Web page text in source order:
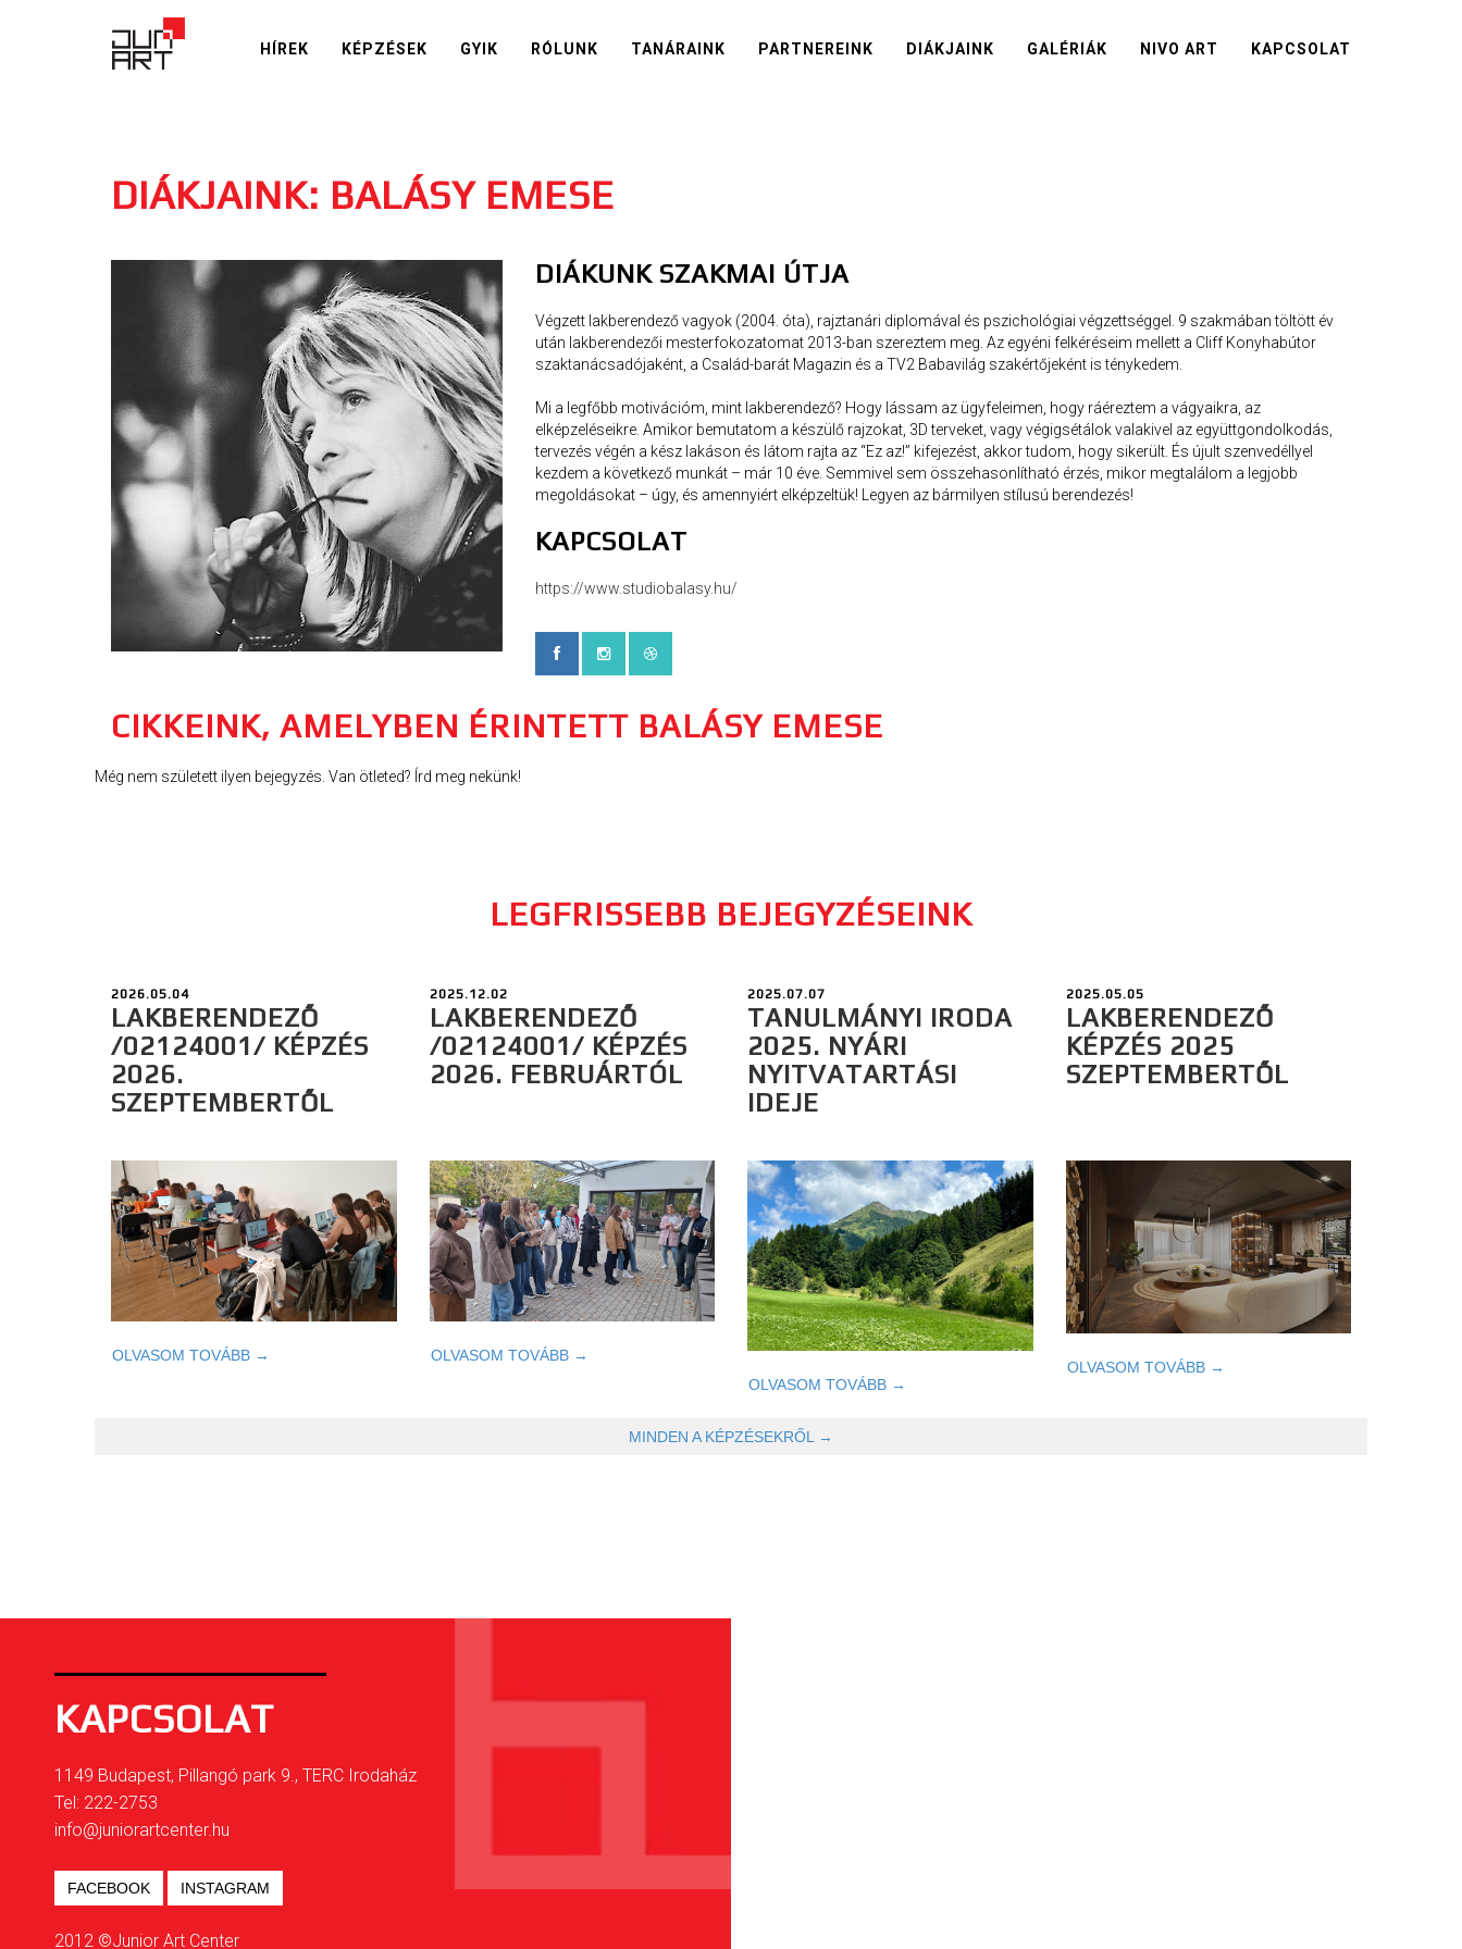
HÍREK KÉPZÉSEK GYIK RÓLUNK TANÁRAINK PARTNEREINK DIÁKJAINK GALÉRIÁK NIVO ART KAPCSOLAT
DIÁKJAINK: BALÁSY EMESE
DIÁKUNK SZAKMAI ÚTJA
Végzett lakberendező vagyok (2004. óta), rajztanári diplomával és pszichológiai végzettséggel. 9 szakmában töltött év
után lakberendezői mesterfokozatomat 2013-ban szereztem meg. Az egyéni felkéréseim mellett a Cliff Konyhabútor
szaktanácsadójaként, a Család-barát Magazin és a TV2 Babavilág szakértőjeként is ténykedem.
Mi a legfőbb motivációm, mint lakberendező? Hogy lássam az ügyfeleimen, hogy ráéreztem a vágyaikra, az
elképzeléseikre. Amikor bemutatom a készülő rajzokat, 3D terveket, vagy végigsétálok valakivel az együttgondolkodás,
tervezés végén a kész lakáson és látom rajta az “Ez az!” kifejezést, akkor tudom, hogy sikerült. És újult szenvedéllyel
kezdem a következő munkát – már 10 éve. Semmivel sem összehasonlítható érzés, mikor megtalálom a legjobb
megoldásokat – úgy, és amennyiért elképzeltük! Legyen az bármilyen stílusú berendezés!
KAPCSOLAT
https://www.studiobalasy.hu/
CIKKEINK, AMELYBEN ÉRINTETT BALÁSY EMESE
Még nem született ilyen bejegyzés. Van ötleted? Írd meg nekünk!
LEGFRISSEBB BEJEGYZÉSEINK
2026.05.04
LAKBERENDEZŐ
/02124001/ KÉPZÉS
2026.
SZEPTEMBERTŐL
OLVASOM TOVÁBB →
2025.12.02
LAKBERENDEZŐ
/02124001/ KÉPZÉS
2026. FEBRUÁRTÓL
OLVASOM TOVÁBB →
2025.07.07
TANULMÁNYI IRODA
2025. NYÁRI
NYITVATARTÁSI
IDEJE
OLVASOM TOVÁBB →
2025.05.05
LAKBERENDEZŐ
KÉPZÉS 2025
SZEPTEMBERTŐL
OLVASOM TOVÁBB →
MINDEN A KÉPZÉSEKRŐL →
KAPCSOLAT
1149 Budapest, Pillangó park 9., TERC Irodaház
Tel: 222-2753
info@juniorartcenter.hu
FACEBOOK INSTAGRAM
2012 ©Junior Art Center